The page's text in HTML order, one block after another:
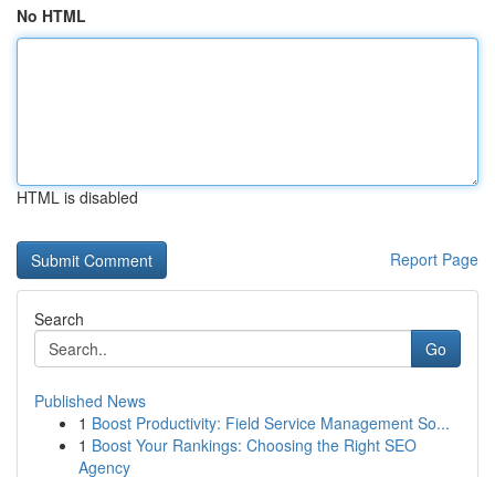
No HTML
HTML is disabled
Report Page
Search
Go
Published News
1 Boost Productivity: Field Service Management So...
1 Boost Your Rankings: Choosing the Right SEO
Agency